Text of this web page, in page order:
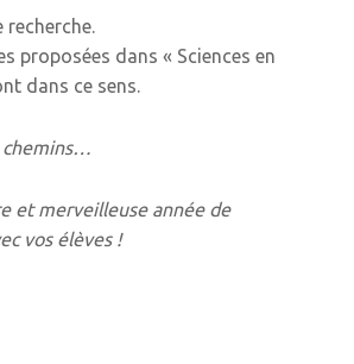
recherche.
proposées dans « Sciences en
dans ce sens.
chemins…
et merveilleuse année de
vos élèves !